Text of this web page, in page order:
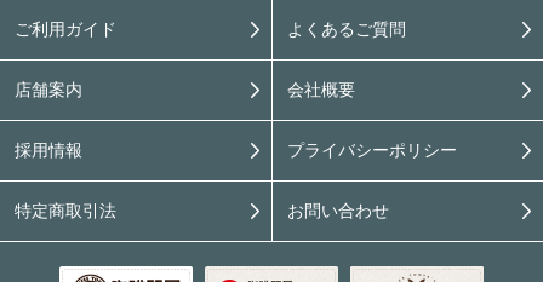
ご利用ガイド よくあるご質問
店舗案内 会社概要
採用情報 プライバシーポリシー
特定商取引法 お問い合わせ